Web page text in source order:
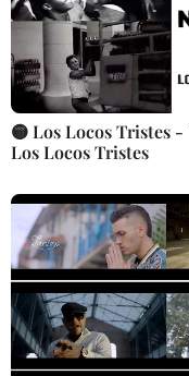
🟡 Los Locos Tristes
Los Locos Tristes